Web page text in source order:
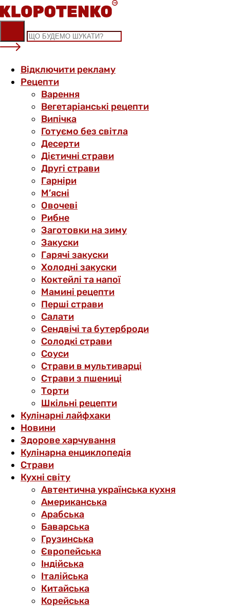
Skip
to
content
Відключити рекламу
Рецепти
Варення
Вегетаріанські рецепти
Випічка
Готуємо без світла
Десерти
Дієтичні страви
Другі страви
Гарніри
М’ясні
Овочеві
Рибне
Заготовки на зиму
Закуски
Гарячі закуски
Холодні закуски
Коктейлі та напої
Мамині рецепти
Перші страви
Салати
Сендвічі та бутерброди
Солодкі страви
Соуси
Страви в мультиварці
Страви з пшениці
Торти
Шкільні рецепти
Кулінарні лайфхаки
Новини
Здорове харчування
Кулінарна енциклопедія
Страви
Кухні світу
Автентична українська кухня
Американська
Арабська
Баварська
Грузинська
Європейська
Індійська
Італійська
Китайська
Корейська